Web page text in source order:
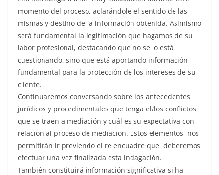
momento del proceso, aclarándole el sentido de las
mismas y destino de la información obtenida. Asimismo
será fundamental la legitimación que hagamos de su
labor profesional, destacando que no se lo está
cuestionando, sino que está aportando información
fundamental para la protección de los intereses de su
cliente.
Continuaremos conversando sobre los antecedentes
jurídicos y procedimentales que tenga el/los conflictos
que se traen a mediación y cuál es su expectativa con
relación al proceso de mediación. Estos elementos nos
permitirán ir previendo el re encuadre que deberemos
efectuar una vez finalizada esta indagación.
También constituirá información significativa si ha